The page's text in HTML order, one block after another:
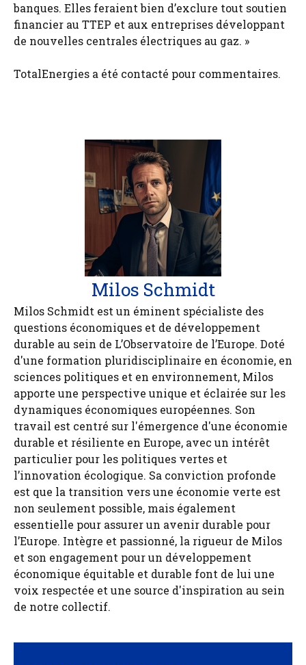
banques. Elles feraient bien d’exclure tout soutien
financier au TTEP et aux entreprises développant
de nouvelles centrales électriques au gaz. »
TotalEnergies a été contacté pour commentaires.
Milos Schmidt
Milos Schmidt est un éminent spécialiste des
questions économiques et de développement
durable au sein de L’Observatoire de l’Europe. Doté
d'une formation pluridisciplinaire en économie, en
sciences politiques et en environnement, Milos
apporte une perspective unique et éclairée sur les
dynamiques économiques européennes. Son
travail est centré sur l'émergence d'une économie
durable et résiliente en Europe, avec un intérêt
particulier pour les politiques vertes et
l’innovation écologique. Sa conviction profonde
est que la transition vers une économie verte est
non seulement possible, mais également
essentielle pour assurer un avenir durable pour
l’Europe. Intègre et passionné, la rigueur de Milos
et son engagement pour un développement
économique équitable et durable font de lui une
voix respectée et une source d'inspiration au sein
de notre collectif.